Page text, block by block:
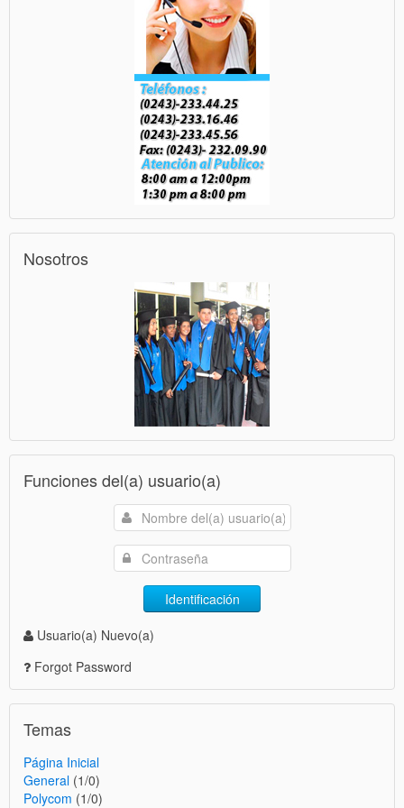
Nosotros
Funciones del(a) usuario(a)
Identificación
Usuario(a) Nuevo(a)
Forgot Password
Temas
Página Inicial
General (1/0)
Polycom (1/0)